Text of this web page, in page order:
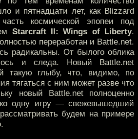
и пятнадцати лет, как Blizzard
космической эпопеи под
Starcraft II: Wings of Liberty.
переработан и Battle.net.
радикальны. От былого облика
и следа. Новый Battle.net
такую глыбу, что, видимо, по
тягаться с ним может разве что
новый Battle.net полноценно
одну игру — свежевышедший
будем на примере